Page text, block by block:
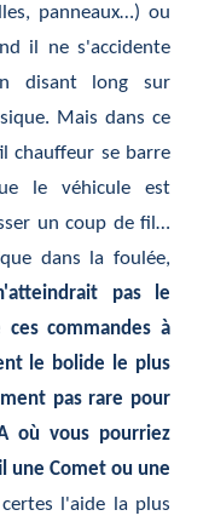
panneaux…) ou
il ne s'accidente
disant long sur
Mais dans ce
chauffeur se barre
le véhicule est
un coup de fil…
dans la foulée,
pas le
commandes à
le bolide le plus
pas rare pour
où vous pourriez
une Comet ou une
l'aide la plus